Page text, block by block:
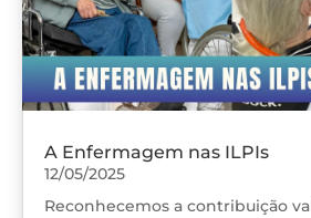
A Enfermagem nas ILPIs
12/05/2025
Reconhecemos a contribuição